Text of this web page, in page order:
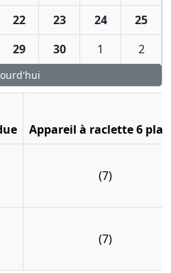
22 23 24
25
29 30 1 2
Appareil à raclette 6
(7)
(7)